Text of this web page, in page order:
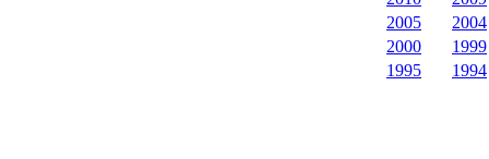
2005
2004
2000
1999
1995
1994